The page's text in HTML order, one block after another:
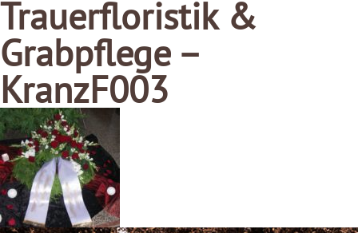
Trauerfloristik &
Grabpflege –
KranzF003